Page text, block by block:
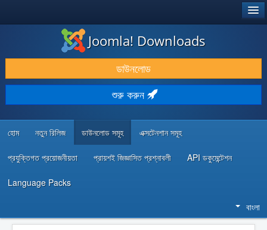
ডাউনলোড & প্রসারিত করুন
আবিষ্কার & শিখুন
কমিউনিটি & সহায়তা
Joomla! Downloads
ডাউনলোড
শুরু করুন
হোম নতুন রিলিজ ডাউনলোড সমূহ এক্সটেনশান সমূহ
প্রযুক্তিগত প্রয়োজনীয়তা প্রায়শই জিজ্ঞাসিত প্রশ্নাবলী API ডকুমেন্টেশন
Language Packs
বাংলা